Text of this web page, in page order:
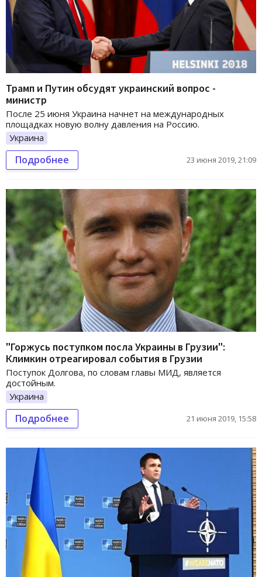
Трамп и Путин обсудят украинский вопрос -
министр
После 25 июня Украина начнет на международных
площадках новую волну давления на Россию.
Украина
Подробнее 23 июня 2019, 21:09
"Горжусь поступком посла Украины в Грузии":
Климкин отреагировал cобытия в Грузии
Поступок Долгова, по словам главы МИД, является
достойным.
Украина
Подробнее 21 июня 2019, 15:58